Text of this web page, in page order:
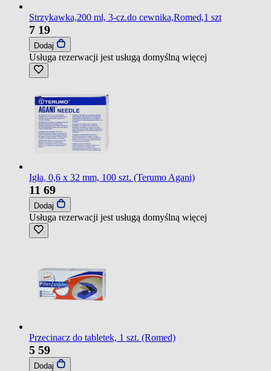
Strzykawka,200 ml, 3-cz.do cewnika,Romed,1 szt
7 19
Dodaj
Usługa rezerwacji jest usługą domyślną więcej
Igła, 0,6 x 32 mm, 100 szt. (Terumo Agani)
11 69
Dodaj
Usługa rezerwacji jest usługą domyślną więcej
Przecinacz do tabletek, 1 szt. (Romed)
5 59
Dodaj